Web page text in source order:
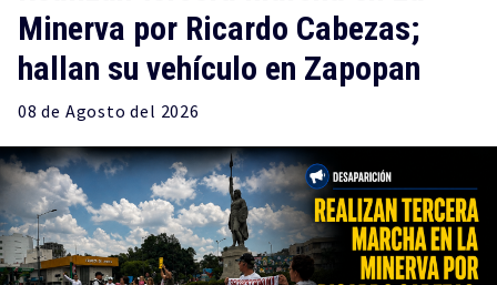
Minerva por Ricardo Cabezas;
hallan su vehículo en Zapopan
08 de Agosto del 2026